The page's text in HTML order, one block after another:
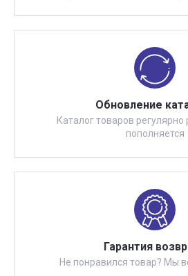
Обновление
Каталог товаров регулярно
пополняется
Гарантия
Не понравился товар? Мы